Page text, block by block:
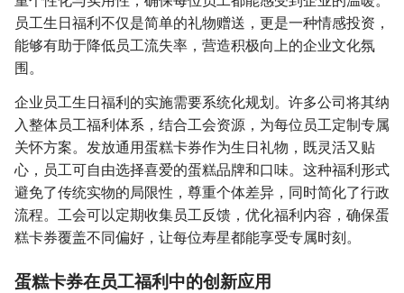
员工生日福利不仅是简单的礼物赠送，更是一种情感投资，
能够有助于降低员工流失率，营造积极向上的企业文化氛
围。
企业员工生日福利的实施需要系统化规划。许多公司将其纳
入整体员工福利体系，结合工会资源，为每位员工定制专属
关怀方案。发放通用蛋糕卡券作为生日礼物，既灵活又贴
心，员工可自由选择喜爱的蛋糕品牌和口味。这种福利形式
避免了传统实物的局限性，尊重个体差异，同时简化了行政
流程。工会可以定期收集员工反馈，优化福利内容，确保蛋
糕卡券覆盖不同偏好，让每位寿星都能享受专属时刻。
蛋糕卡券在员工福利中的创新应用